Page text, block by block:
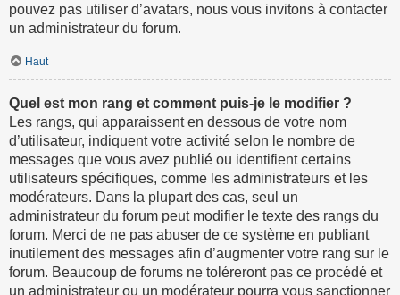
pouvez pas utiliser d’avatars, nous vous invitons à contacter
un administrateur du forum.
Haut
Quel est mon rang et comment puis-je le modifier ?
Les rangs, qui apparaissent en dessous de votre nom
d’utilisateur, indiquent votre activité selon le nombre de
messages que vous avez publié ou identifient certains
utilisateurs spécifiques, comme les administrateurs et les
modérateurs. Dans la plupart des cas, seul un
administrateur du forum peut modifier le texte des rangs du
forum. Merci de ne pas abuser de ce système en publiant
inutilement des messages afin d’augmenter votre rang sur le
forum. Beaucoup de forums ne toléreront pas ce procédé et
un administrateur ou un modérateur pourra vous sanctionner